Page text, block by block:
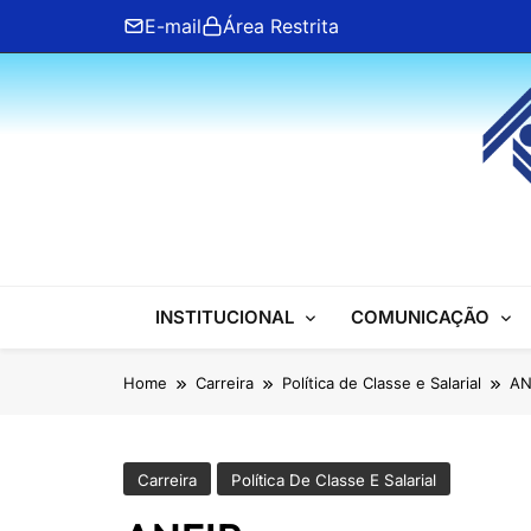
content
E-mail Área Restrita
ANFIP Nacional
INSTITUCIONAL COMUNICAÇÃO
Home Carreira Política de Classe e Salarial
Carreira Política De Classe E Salarial